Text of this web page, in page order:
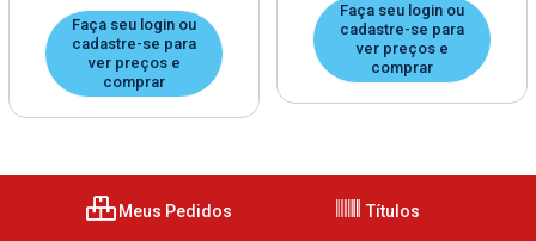
Faça seu login ou
cadastre-se para
ver preços e
comprar
Faça seu login ou
cadastre-se para
ver preços e
comprar
Meus Pedidos Títulos